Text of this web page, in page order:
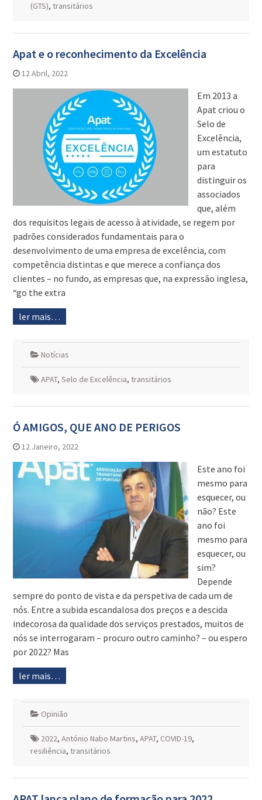
(GTS), transitários
Apat e o reconhecimento da Excelência
12 Abril, 2022
Em 2013 a
Apat criou o
Selo de
Excelência,
um estatuto
para
distinguir os
associados
que, além
dos requisitos legais de acesso à atividade, se regem por
padrões considerados fundamentais para o
desenvolvimento de uma empresa de excelência, com
competência distintas e que merece a confiança dos
clientes – no fundo, as empresas que, na expressão inglesa,
“go the extra
ler mais…
Notícias
APAT, Selo de Excelência, transitários
Ó AMIGOS, QUE ANO DE PERIGOS
12 Janeiro, 2022
Este ano foi
mesmo para
esquecer, ou
não? Este
ano foi
mesmo para
esquecer, ou
sim?
Depende
sempre do ponto de vista e da perspetiva de cada um de
nós. Entre a subida escandalosa dos preços e a descida
indecorosa da qualidade dos serviços prestados, muitos de
nós se interrogaram – procuro outro caminho? – ou espero
por 2022? Mas
ler mais…
Opinião
2022, António Nabo Martins, APAT, COVID-19,
resiliência, transitários